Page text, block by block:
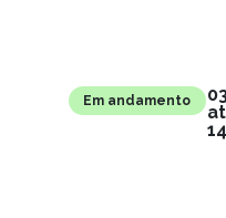
Em andamento